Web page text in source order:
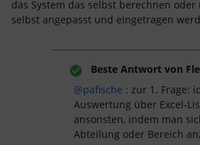
das System das selbst berechnen
selbst angepasst und eingetragen
Beste Antwort von
@pafische : zur 1. Frage:
Auswertung über Excel-
ansonsten, indem man
Abteilung oder Bereich